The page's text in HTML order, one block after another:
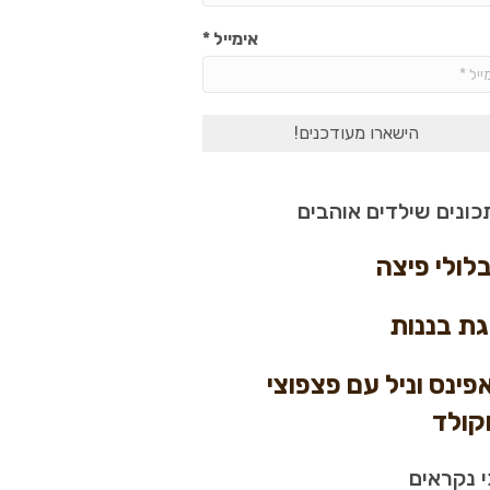
אימייל*
שילדים אוהבים
פיצה
בננות
וניל עם פצפוצי
נקראים